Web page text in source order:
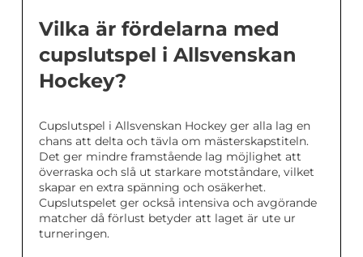
Vilka är fördelarna med
cupslutspel i Allsvenskan
Hockey?
Cupslutspel i Allsvenskan Hockey ger alla lag en
chans att delta och tävla om mästerskapstiteln.
Det ger mindre framstående lag möjlighet att
överraska och slå ut starkare motståndare, vilket
skapar en extra spänning och osäkerhet.
Cupslutspelet ger också intensiva och avgörande
matcher då förlust betyder att laget är ute ur
turneringen.